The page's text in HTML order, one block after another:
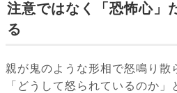
注意ではなく「恐怖心」
る
親が鬼のような形相で怒鳴り散
「どうして怒られているのか